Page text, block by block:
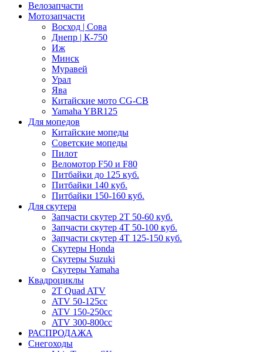
Велозапчасти
Мотозапчасти
Восход | Сова
Днепр | К-750
Иж
Минск
Муравей
Урал
Ява
Китайские мото CG-CB
Yamaha YBR125
Для мопедов
Китайские мопеды
Советские мопеды
Пилот
Веломотор F50 и F80
Питбайки до 125 куб.
Питбайки 140 куб.
Питбайки 150-160 куб.
Для скутера
Запчасти скутер 2Т 50-60 куб.
Запчасти скутер 4Т 50-100 куб.
Запчасти скутер 4Т 125-150 куб.
Скутеры Honda
Скутеры Suzuki
Скутеры Yamaha
Квадроциклы
2T Quad ATV
ATV 50-125cc
ATV 150-250cc
ATV 300-800cc
РАСПРОДАЖА
Снегоходы